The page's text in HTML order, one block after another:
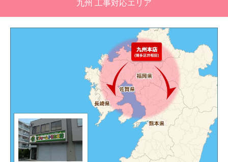
九州 工事対応エリア